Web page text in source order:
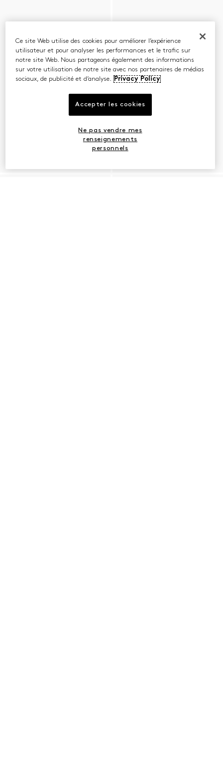
Ce site Web utilise des cookies pour améliorer l’expérience
utilisateur et pour analyser les performances et le trafic sur
notre site Web. Nous partageons également des informations
sur votre utilisation de notre site avec nos partenaires de médias
sociaux, de publicité et d’analyse. Privacy Policy
Accepter les cookies
Ne pas vendre mes
renseignements
personnels